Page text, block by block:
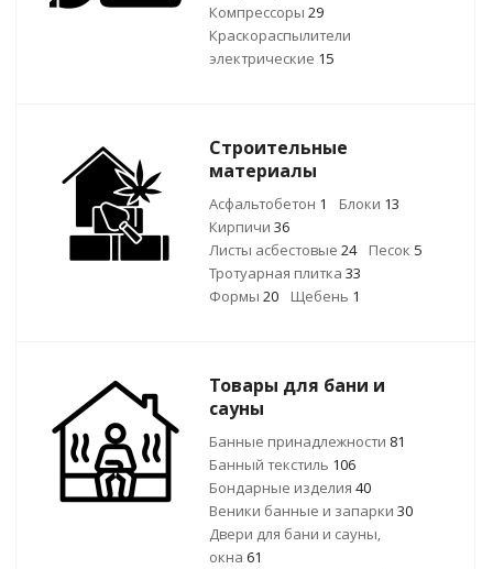
Компрессоры 29
Краскораспылители
электрические 15
Строительные
материалы
Асфальтобетон 1 Блоки 13
Кирпичи 36
Листы асбестовые 24 Песок 5
Тротуарная плитка 33
Формы 20 Щебень 1
Товары для бани и
сауны
Банные принадлежности 81
Банный текстиль 106
Бондарные изделия 40
Веники банные и запарки 30
Двери для бани и сауны,
окна 61